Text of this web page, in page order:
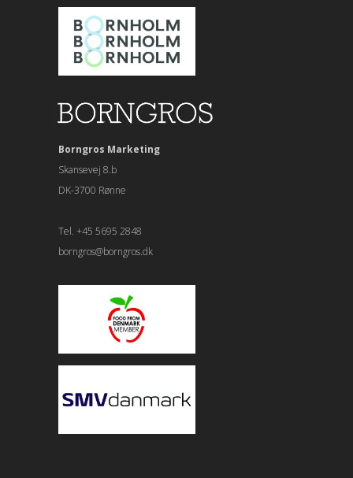
Borngros Marketing
Skansevej 8.b
DK-3700 Rønne
Tel. +45 5695 2848
borngros@borngros.dk